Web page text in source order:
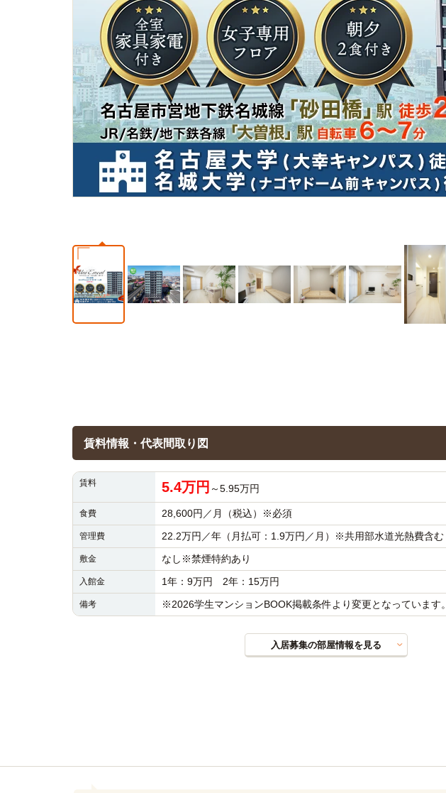
賃料情報・代表間取り図
賃料 5.4万円 ～5.95万円
食費 28,600円／月（税込）※必須
管理費 22.2万円／年（月払可：1.9万円／月）※共用部水道光熱費含む
敷金 なし※禁煙特約あり
入館金 1年：9万円 2年：15万円
備考 ※2026学生マンションBOOK掲載条件より変更となっています。
入居募集の部屋情報を見る